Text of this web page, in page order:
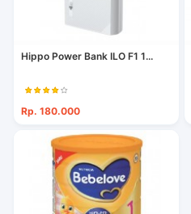
Hippo Power Bank ILO F1 1...
Rp. 180.000